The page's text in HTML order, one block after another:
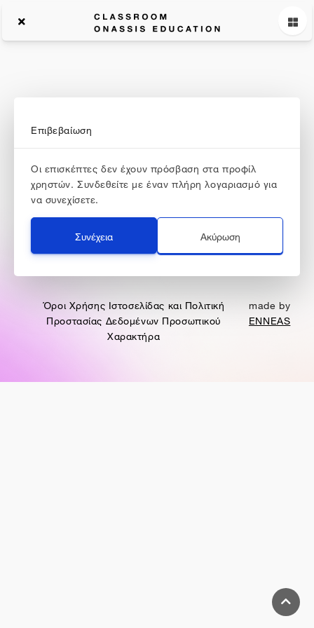
Επιβεβαίωση
Οι επισκέπτες δεν έχουν πρόσβαση στα προφίλ
χρηστών. Συνδεθείτε με έναν πλήρη λογαριασμό για
να συνεχίσετε.
Συνέχεια
Ακύρωση
η εκπαίδευση συνεχίζεται...
onassis.org/el/education
FacebookTwitter LinkedinYoutube Instagram
Όροι Χρήσης Ιστοσελίδας και Πολιτική
Προστασίας Δεδομένων Προσωπικού
Χαρακτήρα
made by
ENNEAS